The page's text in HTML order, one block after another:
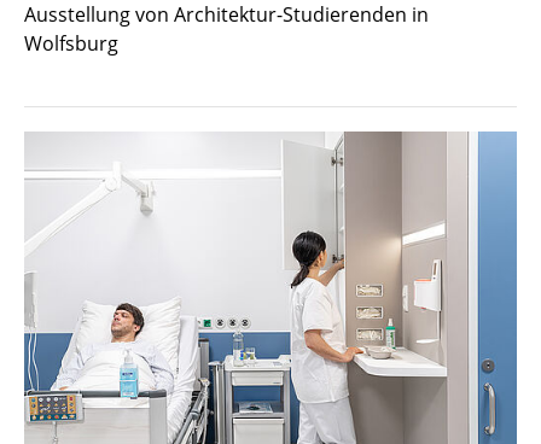
Ausstellung von Architektur-Studierenden in
Wolfsburg